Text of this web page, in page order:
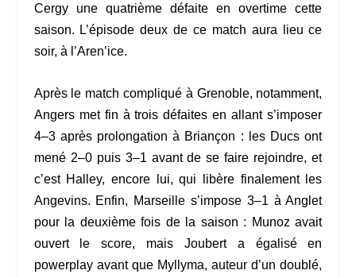
Cergy une quatrième défaite en overtime cette
saison. L’épisode deux de ce match aura lieu ce
soir, à l’Aren’ice.
Après le match compliqué à Grenoble, notamment,
Angers met fin à trois défaites en allant s’imposer
4–3 après prolongation à Briançon : les Ducs ont
mené 2–0 puis 3–1 avant de se faire rejoindre, et
c’est Halley, encore lui, qui libère finalement les
Angevins. Enfin, Marseille s’impose 3–1 à Anglet
pour la deuxième fois de la saison : Munoz avait
ouvert le score, mais Joubert a égalisé en
powerplay avant que Myllyma, auteur d’un doublé,